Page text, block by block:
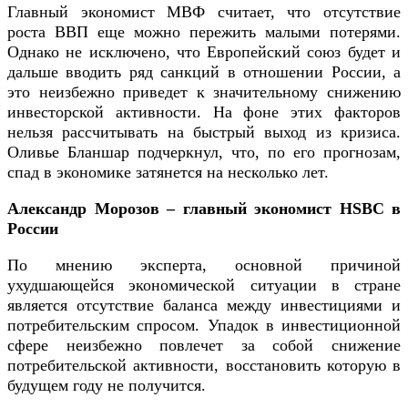
Главный экономист МВФ считает, что отсутствие
роста ВВП еще можно пережить малыми потерями.
Однако не исключено, что Европейский союз будет и
дальше вводить ряд санкций в отношении России, а
это неизбежно приведет к значительному снижению
инвесторской активности. На фоне этих факторов
нельзя рассчитывать на быстрый выход из кризиса.
Оливье Бланшар подчеркнул, что, по его прогнозам,
спад в экономике затянется на несколько лет.
Александр Морозов – главный экономист HSBC в
России
По мнению эксперта, основной причиной
ухудшающейся экономической ситуации в стране
является отсутствие баланса между инвестициями и
потребительским спросом. Упадок в инвестиционной
сфере неизбежно повлечет за собой снижение
потребительской активности, восстановить которую в
будущем году не получится.